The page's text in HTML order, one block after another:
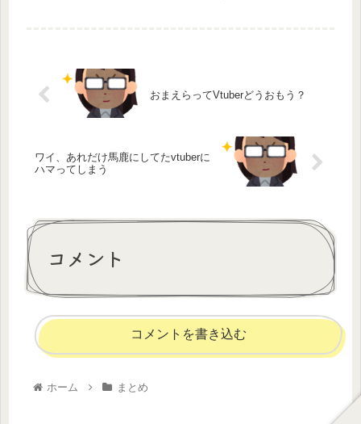
おまえらってVtuberどうおもう？
ワイ、あれだけ馬鹿にしてたvtuberに
ハマってしまう
コメント
コメントを書き込む
ホーム まとめ